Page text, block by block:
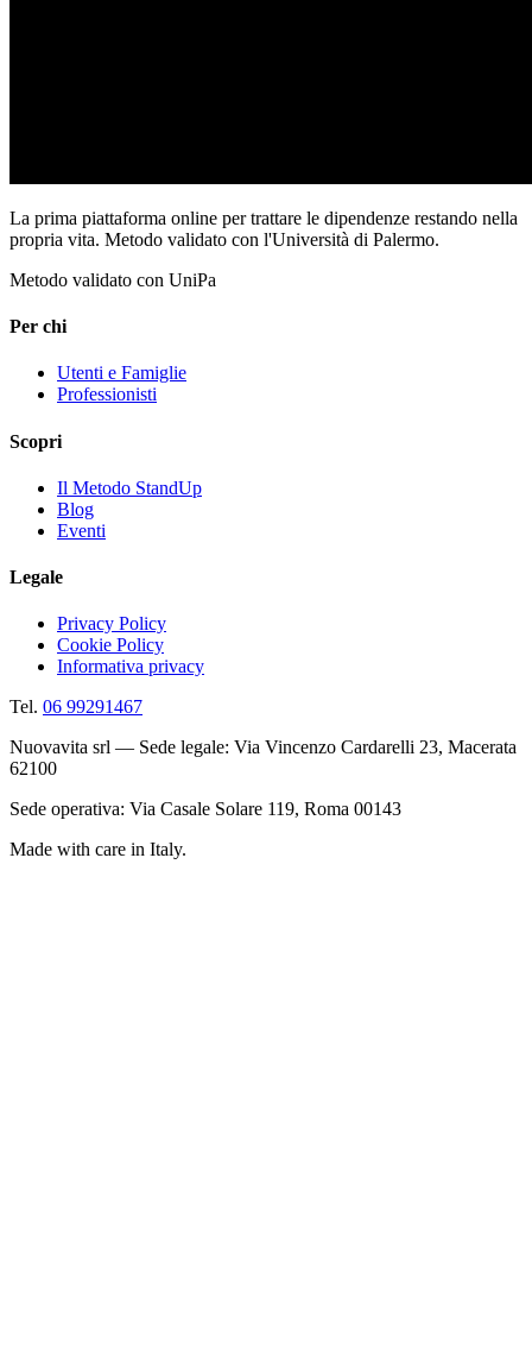
La prima piattaforma online per trattare le dipendenze restando nella
propria vita. Metodo validato con l'Università di Palermo.
Metodo validato con UniPa
Per chi
Utenti e Famiglie
Professionisti
Scopri
Il Metodo StandUp
Blog
Eventi
Legale
Privacy Policy
Cookie Policy
Informativa privacy
Tel. 06 99291467
Nuovavita srl — Sede legale: Via Vincenzo Cardarelli 23, Macerata
62100
Sede operativa: Via Casale Solare 119, Roma 00143
Made with care in Italy.